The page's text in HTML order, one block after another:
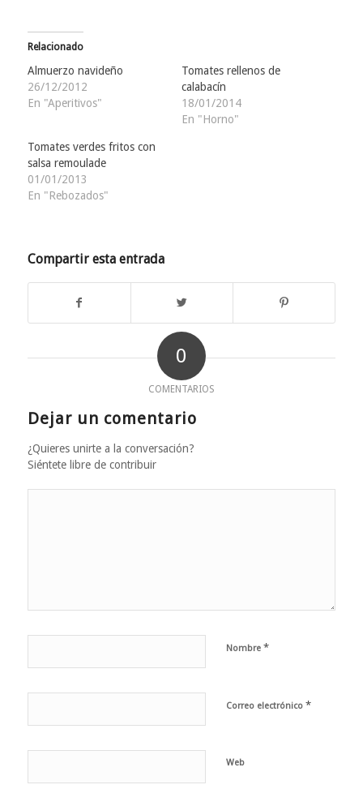
Relacionado
Almuerzo navideño
26/12/2012
En "Aperitivos"
Tomates rellenos de
calabacín
18/01/2014
En "Horno"
Tomates verdes fritos con
salsa remoulade
01/01/2013
En "Rebozados"
Compartir esta entrada
0
COMENTARIOS
Dejar un comentario
¿Quieres unirte a la conversación?
Siéntete libre de contribuir
Nombre *
Correo electrónico *
Web